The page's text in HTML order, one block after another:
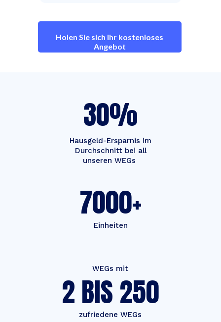
Holen Sie sich Ihr kostenloses
Angebot
30%
Hausgeld-Ersparnis im
Durchschnitt bei all
unseren WEGs ‍
7000+
zufriedene WEGs
2 BIS 250
Einheiten
WEGs mit